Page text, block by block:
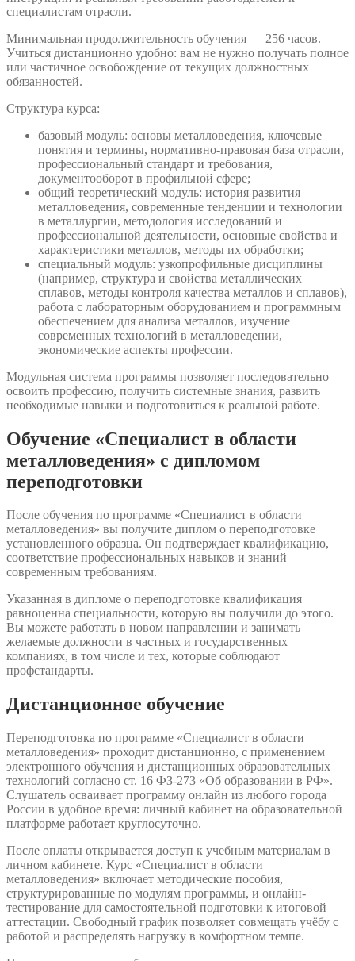
специалистам отрасли.
Минимальная продолжительность обучения — 256 часов.
Учиться дистанционно удобно: вам не нужно получать полное
или частичное освобождение от текущих должностных
обязанностей.
Структура курса:
базовый модуль: основы металловедения, ключевые
понятия и термины, нормативно-правовая база отрасли,
профессиональный стандарт и требования,
документооборот в профильной сфере;
общий теоретический модуль: история развития
металловедения, современные тенденции и технологии
в металлургии, методология исследований и
профессиональной деятельности, основные свойства и
характеристики металлов, методы их обработки;
специальный модуль: узкопрофильные дисциплины
(например, структура и свойства металлических
сплавов, методы контроля качества металлов и сплавов),
работа с лабораторным оборудованием и программным
обеспечением для анализа металлов, изучение
современных технологий в металловедении,
экономические аспекты профессии.
Модульная система программы позволяет последовательно
освоить профессию, получить системные знания, развить
необходимые навыки и подготовиться к реальной работе.
Обучение «Специалист в области
металловедения» с дипломом
переподготовки
После обучения по программе «Специалист в области
металловедения» вы получите диплом о переподготовке
установленного образца. Он подтверждает квалификацию,
соответствие профессиональных навыков и знаний
современным требованиям.
Указанная в дипломе о переподготовке квалификация
равноценна специальности, которую вы получили до этого.
Вы можете работать в новом направлении и занимать
желаемые должности в частных и государственных
компаниях, в том числе и тех, которые соблюдают
профстандарты.
Дистанционное обучение
Переподготовка по программе «Специалист в области
металловедения» проходит дистанционно, с применением
электронного обучения и дистанционных образовательных
технологий согласно ст. 16 ФЗ-273 «Об образовании в РФ».
Слушатель осваивает программу онлайн из любого города
России в удобное время: личный кабинет на образовательной
платформе работает круглосуточно.
После оплаты открывается доступ к учебным материалам в
личном кабинете. Курс «Специалист в области
металловедения» включает методические пособия,
структурированные по модулям программы, и онлайн-
тестирование для самостоятельной подготовки к итоговой
аттестации. Свободный график позволяет совмещать учёбу с
работой и распределять нагрузку в комфортном темпе.